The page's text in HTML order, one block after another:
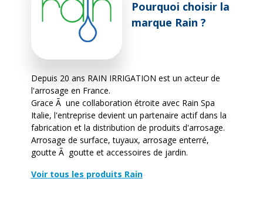
Pourquoi choisir la
marque Rain ?
Depuis 20 ans RAIN IRRIGATION est un acteur de
l'arrosage en France.
Grace Ã une collaboration étroite avec Rain Spa
Italie, l'entreprise devient un partenaire actif dans la
fabrication et la distribution de produits d'arrosage.
Arrosage de surface, tuyaux, arrosage enterré,
goutte Ã goutte et accessoires de jardin.
Voir tous les produits Rain